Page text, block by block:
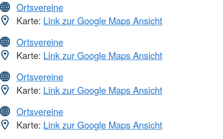
Ortsvereine
Karte: Link zur Google Maps Ansicht
Ortsvereine
Karte: Link zur Google Maps Ansicht
Ortsvereine
Karte: Link zur Google Maps Ansicht
Ortsvereine
Karte: Link zur Google Maps Ansicht